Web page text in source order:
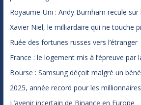
Royaume-Uni : Andy Burnham recule sur
Xavier Niel, le milliardaire qui ne touche
Ruée des fortunes russes vers l’étranger
France : le logement mis à l’épreuve par
Bourse : Samsung déçoit malgré un
2025, année record pour les
L’avenir incertain de Binance en Europe